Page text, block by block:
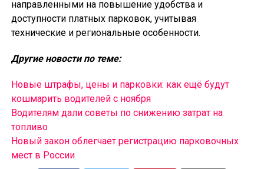
направленными на повышение удобства и
доступности платных парковок, учитывая
технические и региональные особенности.
Другие новости по теме:
Новые штрафы, цены и парковки: как ещё будут
кошмарить водителей с ноября
Водителям дали советы по снижению затрат на
топливо
Новый закон облегчает регистрацию парковочных
мест в России